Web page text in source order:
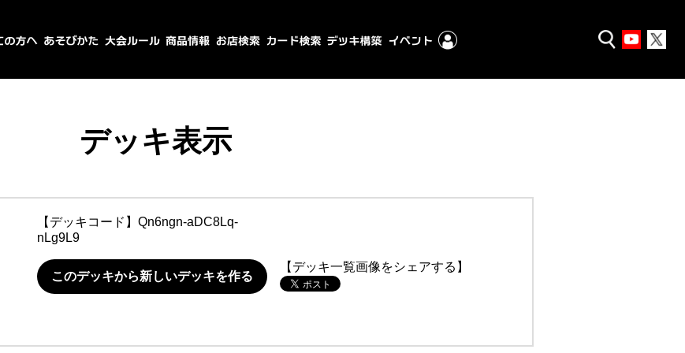
デッキ表示
【デッキコード】 Qn6ngn-aDC8Lq-
nLg9L9
このデッキから新しいデッキを作る
【デッキ一覧画像をシェアする】